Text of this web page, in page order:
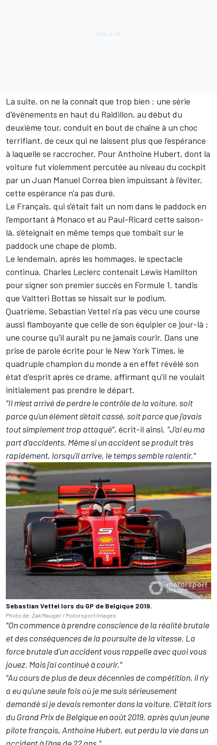
La suite, on ne la connaît que trop bien : une série
d'évènements en haut du Raidillon, au début du
deuxième tour, conduit en bout de chaîne à un choc
terrifiant, de ceux qui ne laissent plus que l'espérance
à laquelle se raccrocher. Pour Anthoine Hubert, dont la
voiture fut violemment percutée au niveau du cockpit
par un Juan Manuel Correa bien impuissant à l'éviter,
cette espérance n'a pas duré.
Le Français, qui s'était fait un nom dans le paddock en
l'emportant à Monaco et au Paul-Ricard cette saison-
là, s'éteignait en même temps que tombait sur le
paddock une chape de plomb.
Le lendemain, après les hommages, le spectacle
continua. Charles Leclerc contenait Lewis Hamilton
pour signer son premier succès en Formule 1, tandis
que Valtteri Bottas se hissait sur le podium.
Quatrième, Sebastian Vettel n'a pas vécu une course
aussi flamboyante que celle de son équipier ce jour-là ;
une course qu'il aurait pu ne jamais courir. Dans une
prise de parole écrite pour le New York Times, le
quadruple champion du monde a en effet révélé son
état d'esprit après ce drame, affirmant qu'il ne voulait
initialement pas prendre le départ.
"Il m'est arrivé de perdre le contrôle de la voiture, soit
parce qu'un élément s'était cassé, soit parce que j'avais
tout simplement trop attaqué", écrit-il ainsi. "J'ai eu ma
part d'accidents. Même si un accident se produit très
rapidement, lorsqu'il arrive, le temps semble ralentir."
Sebastian Vettel lors du GP de Belgique 2019.
Photo de: Zak Mauger / Motorsport Images
"On commence à prendre conscience de la réalité brutale
et des conséquences de la poursuite de la vitesse. La
force brutale d'un accident vous rappelle avec quoi vous
jouez. Mais j'ai continué à courir."
"Au cours de plus de deux décennies de compétition, il n'y
a eu qu'une seule fois où je me suis sérieusement
demandé si je devais remonter dans la voiture. C'était lors
du Grand Prix de Belgique en août 2019, après qu'un jeune
pilote français, Anthoine Hubert, eut perdu la vie dans un